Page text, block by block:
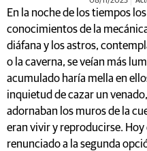
En la noche de los tiempos
conocimientos de la
diáfana y los astros,
o la caverna, se veían más
acumulado haría mella en
inquietud de cazar un
adornaban los muros de la
eran vivir y reproducirse.
renunciado a la segunda